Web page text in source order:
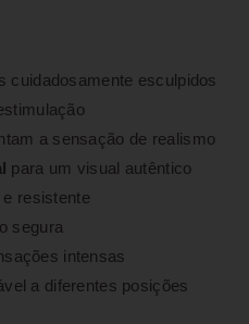
cuidadosamente esculpidos
a sensação de realismo
para um visual autêntico
resistente
segura
intensas
a diferentes posições